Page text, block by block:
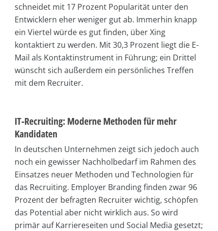
schneidet mit 17 Prozent Popularität unter den
Entwicklern eher weniger gut ab. Immerhin knapp
ein Viertel würde es gut finden, über Xing
kontaktiert zu werden. Mit 30,3 Prozent liegt die E-
Mail als Kontaktinstrument in Führung; ein Drittel
wünscht sich außerdem ein persönliches Treffen
mit dem Recruiter.
IT-Recruiting: Moderne Methoden für mehr
Kandidaten
In deutschen Unternehmen zeigt sich jedoch auch
noch ein gewisser Nachholbedarf im Rahmen des
Einsatzes neuer Methoden und Technologien für
das Recruiting. Employer Branding finden zwar 96
Prozent der befragten Recruiter wichtig, schöpfen
das Potential aber nicht wirklich aus. So wird
primär auf Karriereseiten und Social Media gesetzt;